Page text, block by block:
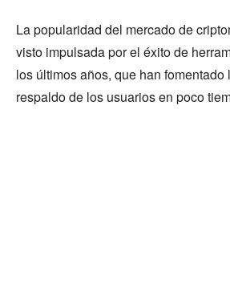
La popularidad del mercado de
visto impulsada por el éxito de
los últimos años, que han fomentado
respaldo de los usuarios en poco